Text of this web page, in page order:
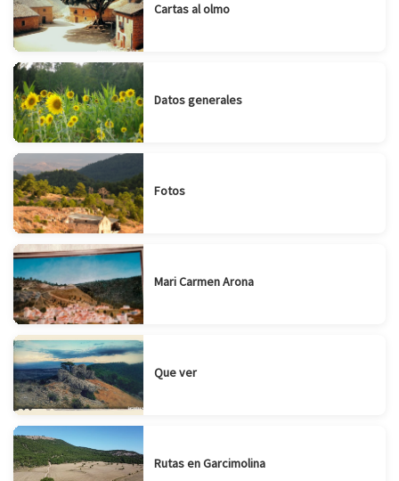
Cartas al olmo
Datos generales
Fotos
Mari Carmen Arona
Que ver
Rutas en Garcimolina